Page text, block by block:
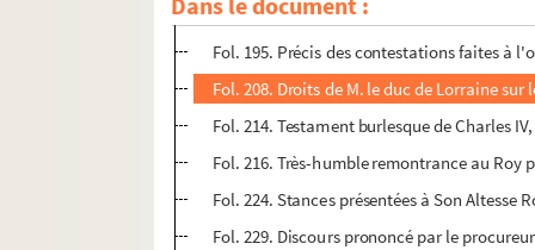
Fol. 176. Exposition sommaire du droit de
Fol. 195. Précis des contestations faites à
Fol. 208. Droits de M. le duc de Lorraine
Fol. 214. Testament burlesque de Charles
Fol. 216. Très-humble remontrance au Roy
Fol. 224. Stances présentées à Son
Fol. 229. Discours prononcé par le